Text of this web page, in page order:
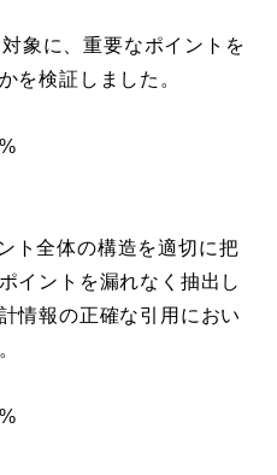
象に、重要なポイントを
を検証しました。
ト全体の構造を適切に把
イントを漏れなく抽出し
情報の正確な引用におい